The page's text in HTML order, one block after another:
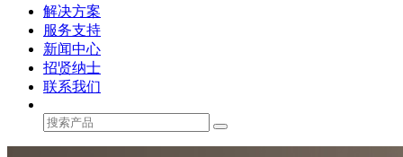
解决方案
服务支持
新闻中心
招贤纳士
联系我们